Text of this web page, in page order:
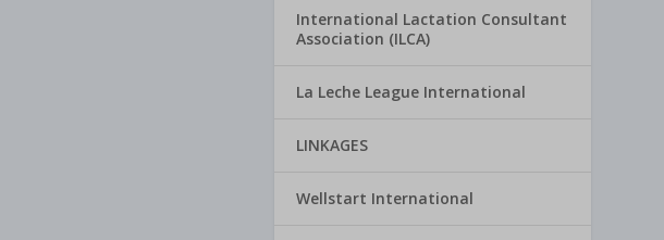
International Lactation Consultant
Association (ILCA)
La Leche League International
LINKAGES
Wellstart International